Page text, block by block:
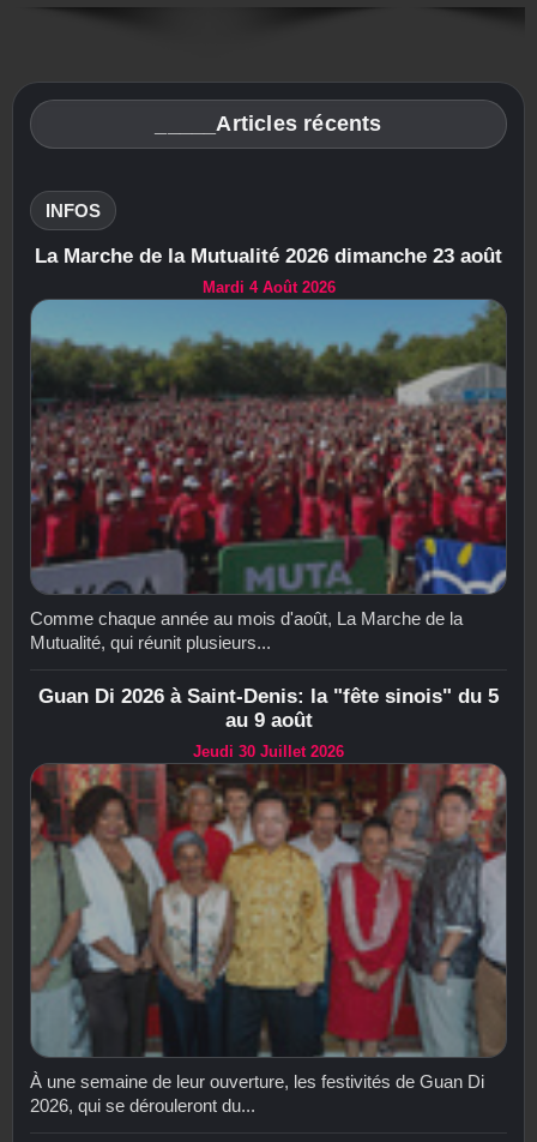
_____Articles récents
INFOS
La Marche de la Mutualité 2026 dimanche 23 août
Mardi 4 Août 2026
Comme chaque année au mois d'août, La Marche de la
Mutualité, qui réunit plusieurs...
Guan Di 2026 à Saint-Denis: la "fête sinois" du 5
au 9 août
Jeudi 30 Juillet 2026
À une semaine de leur ouverture, les festivités de Guan Di
2026, qui se dérouleront du...